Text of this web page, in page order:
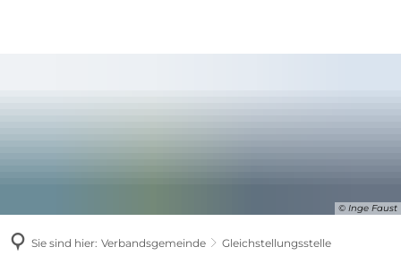
© Inge Faust
Sie sind hier: Verbandsgemeinde Gleichstellungsstelle